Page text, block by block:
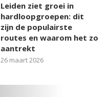
Leiden ziet groei in
hardloopgroepen: dit
zijn de populairste
routes en waarom het zo
aantrekt
26 maart 2026